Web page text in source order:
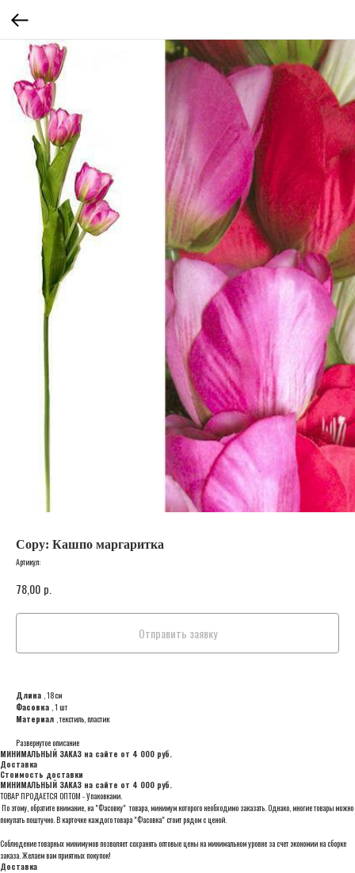
Copy: Кашпо маргаритка
Артикул:
78,00 р.
Отправить заявку
Длина , 18см
Фасовка , 1 шт
Материал , текстиль, пластик
Развернутое описание
МИНИМАЛЬНЫЙ ЗАКАЗ на сайте от 4 000 руб.
Доставка
Стоимость доставки
МИНИМАЛЬНЫЙ ЗАКАЗ на сайте от 4 000 руб.
ТОВАР ПРОДАЕТСЯ ОПТОМ - Упаковками.
По этому, обратите внимание, на "Фасовку" товара, минимум которого необходимо заказать. Однако, многие товары можно
покупать поштучно. В карточке каждого товара "Фасовка" стоит рядом с ценой.
Соблюдение товарных минимумов позволяет сохранять оптовые цены на минимальном уровне за счет экономии на сборке
заказа. Желаем вам приятных покупок!
Доставка